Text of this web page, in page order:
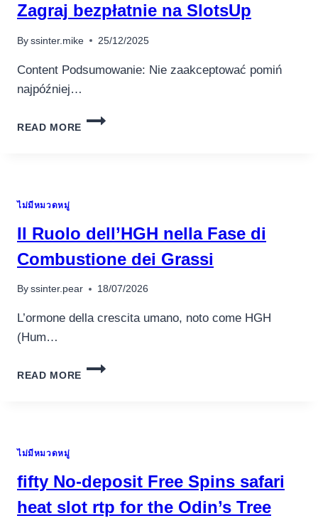
Zagraj bezpłatnie na SlotsUp
By ssinter.mike 25/12/2025
Content Podsumowanie: Nie zaakceptować pomiń
najpóźniej…
READ MORE
ŚWIEŻE
SLOTSUP
ไม่มีหมวดหมู่
Il Ruolo dell’HGH nella Fase di
Combustione dei Grassi
By ssinter.pear 18/07/2026
L’ormone della crescita umano, noto come HGH
(Hum…
READ MORE
IL
GRASSI
ไม่มีหมวดหมู่
fifty No-deposit Free Spins safari
heat slot rtp for the Odin’s Tree